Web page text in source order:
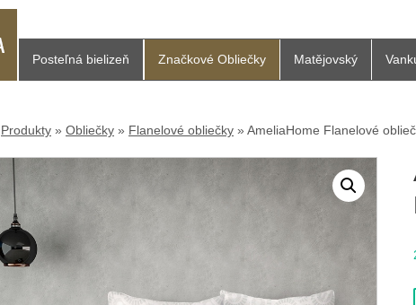
Posteľná bielizeň Značkové Obliečky Matějovský
Produkty » Obliečky » Flanelové obliečky » AmeliaHome Flanelové
Flanelové obliečky »AmeliaHome Flanelové obliečky My Deer friend